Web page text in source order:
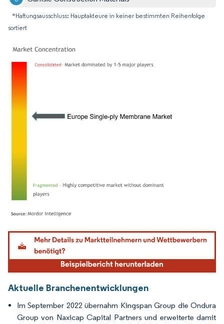
*Haftungsausschluss: Hauptakteure in keiner bestimmten Reihenfolge
sortiert
Bild © Mordor Intelligence. Wiederverwendung erfordert Namensnennung gemäß
Aktuelle Branchenentwicklungen
Im September 2022 übernahm Kingspan Group die Ondura
Group von Naxicap Capital Partners und erweiterte damit